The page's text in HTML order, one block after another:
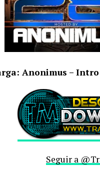
Anonimus –
Seguir a